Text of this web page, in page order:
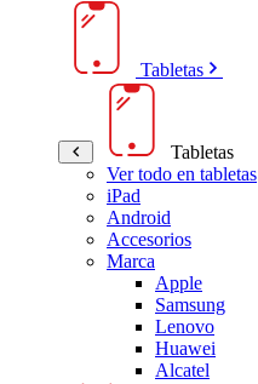
Tabletas
Tabletas
Ver todo en tabletas
iPad
Android
Accesorios
Marca
Apple
Samsung
Lenovo
Huawei
Alcatel